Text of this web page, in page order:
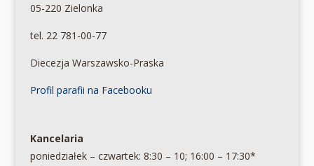
05-220 Zielonka
tel. 22 781-00-77
Diecezja Warszawsko-Praska
Profil parafii na Facebooku
Kancelaria
poniedziałek – czwartek: 8:30 – 10; 16:00 – 17:30*